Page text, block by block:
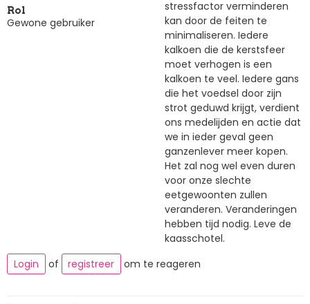
Rol
Gewone gebruiker
stressfactor verminderen
kan door de feiten te
minimaliseren. Iedere
kalkoen die de kerstsfeer
moet verhogen is een
kalkoen te veel. Iedere gans
die het voedsel door zijn
strot geduwd krijgt, verdient
ons medelijden en actie dat
we in ieder geval geen
ganzenlever meer kopen.
Het zal nog wel even duren
voor onze slechte
eetgewoonten zullen
veranderen. Veranderingen
hebben tijd nodig. Leve de
kaasschotel.
Login
of registreer om te reageren